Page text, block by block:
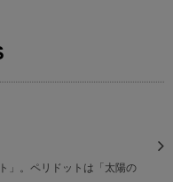
」。ペリドットは「太陽の